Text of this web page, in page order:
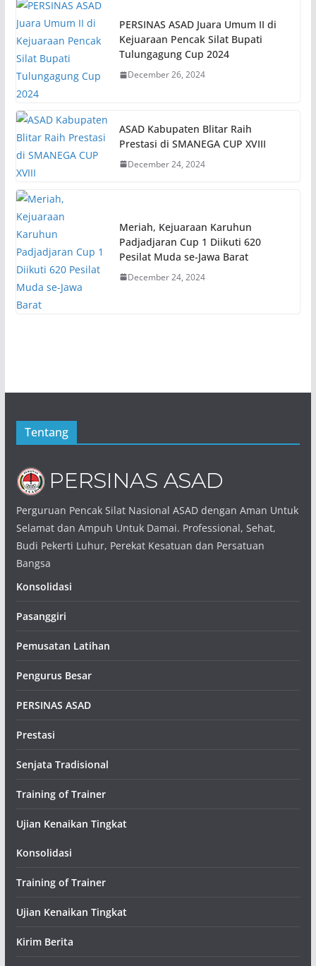
PERSINAS ASAD Juara Umum II di
Kejuaraan Pencak Silat Bupati
Tulungagung Cup 2024
December 26, 2024
ASAD Kabupaten Blitar Raih
Prestasi di SMANEGA CUP XVIII
December 24, 2024
Meriah, Kejuaraan Karuhun
Padjadjaran Cup 1 Diikuti 620
Pesilat Muda se-Jawa Barat
December 24, 2024
Tentang
Perguruan Pencak Silat Nasional ASAD dengan Aman Untuk
Selamat dan Ampuh Untuk Damai. Professional, Sehat,
Budi Pekerti Luhur, Perekat Kesatuan dan Persatuan
Bangsa
Konsolidasi
Pasanggiri
Pemusatan Latihan
Pengurus Besar
PERSINAS ASAD
Prestasi
Senjata Tradisional
Training of Trainer
Ujian Kenaikan Tingkat
Konsolidasi
Training of Trainer
Ujian Kenaikan Tingkat
Kirim Berita